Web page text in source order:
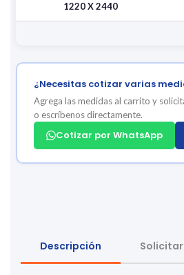
1220 X 2440
¿Necesitas cotizar varias
Agrega las medidas al carrito y
o escríbenos directamente.
Cotizar por WhatsApp
Descripción